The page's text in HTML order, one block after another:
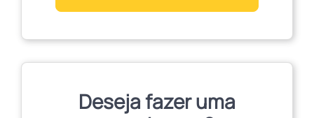
Deseja fazer uma